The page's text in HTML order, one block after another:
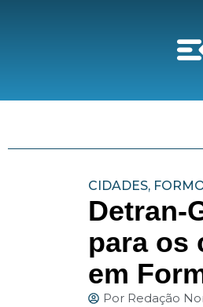
CIDADES,
Detran-
para os
em
Por Redação